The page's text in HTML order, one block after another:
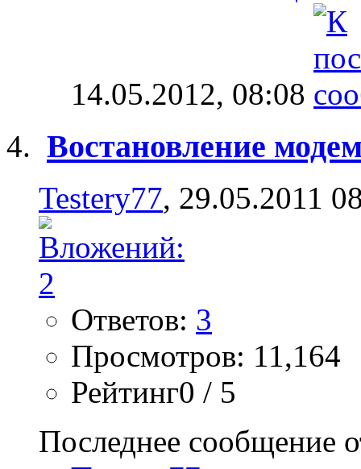
14.05.2012, 08:08
Востановление
Testery77, 29.05.2011
Ответов: 3
Просмотров: 11,164
Рейтинг0 / 5
Последнее сообщение